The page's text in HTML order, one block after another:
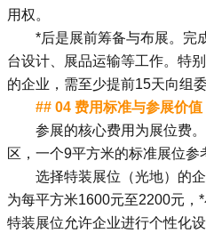
用权。
*后是展前筹备与布展。完
台设计、展品运输等工作。特
的企业，需至少提前15天向组
## 04 费用标准与参展价值
参展的核心费用为展位费
区，一个9平方米的标准展位参
选择特装展位（光地）的
为每平方米1600元至2200元，
特装展位允许企业进行个性化